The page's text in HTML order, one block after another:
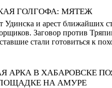
ГОЛГОФА: МЯТЕЖ
Удинска и арест ближайших
Заговор против
стали готовиться к
АРКА В ХАБАРОВСКЕ
НА АМУРЕ